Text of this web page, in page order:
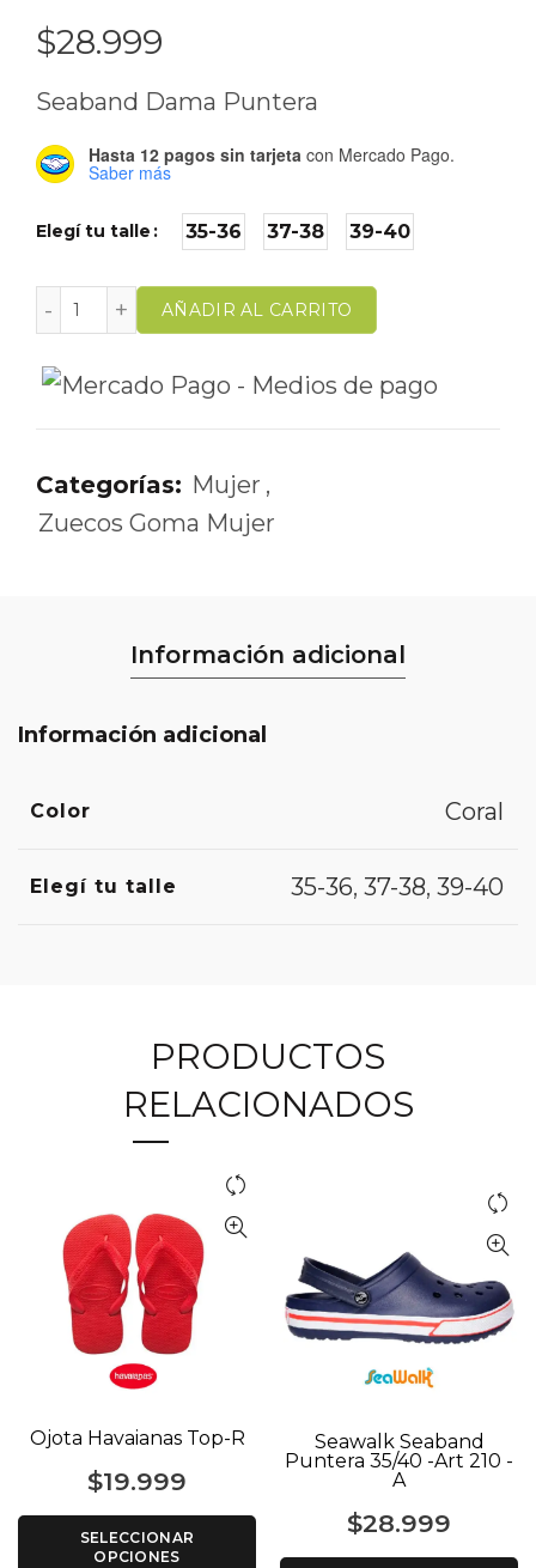
$28.999
Seaband Dama Puntera
Hasta 12 pagos sin tarjeta con Mercado Pago.
Saber más
Elegí tu talle 35-36 37-38 39-40
AÑADIR AL CARRITO
Categorías: Mujer ,
Zuecos Goma Mujer
Información adicional
Información adicional
Color Coral
Elegí tu talle 35-36, 37-38, 39-40
PRODUCTOS
RELACIONADOS
Ojota Havaianas Top-R
$19.999
SELECCIONAR
OPCIONES
Seawalk Seaband
Puntera 35/40 -Art 210 -
A
$28.999